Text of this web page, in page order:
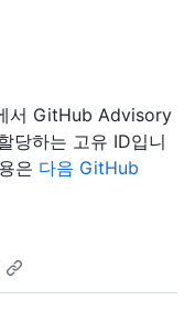
서 GitHub Advisory
당하는 고유 ID입니
은 다음 GitHub